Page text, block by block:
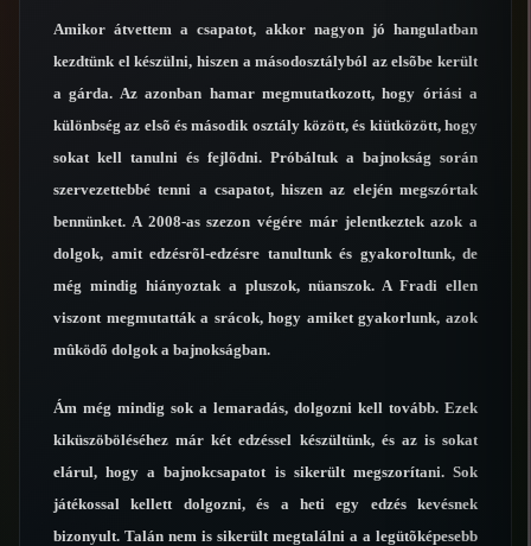
Amikor átvettem a csapatot, akkor nagyon jó hangulatban
kezdtünk el készülni, hiszen a másodosztályból az elsõbe került
a gárda. Az azonban hamar megmutatkozott, hogy óriási a
különbség az elsõ és második osztály között, és kiütközött, hogy
sokat kell tanulni és fejlõdni. Próbáltuk a bajnokság során
szervezettebbé tenni a csapatot, hiszen az elején megszórtak
bennünket. A 2008-as szezon végére már jelentkeztek azok a
dolgok, amit edzésrõl-edzésre tanultunk és gyakoroltunk, de
még mindig hiányoztak a pluszok, nüanszok. A Fradi ellen
viszont megmutatták a srácok, hogy amiket gyakorlunk, azok
mûködõ dolgok a bajnokságban.
Ám még mindig sok a lemaradás, dolgozni kell tovább. Ezek
kiküszöböléséhez már két edzéssel készültünk, és az is sokat
elárul, hogy a bajnokcsapatot is sikerült megszorítani. Sok
játékossal kellett dolgozni, és a heti egy edzés kevésnek
bizonyult. Talán nem is sikerült megtalálni a a legütõképesebb